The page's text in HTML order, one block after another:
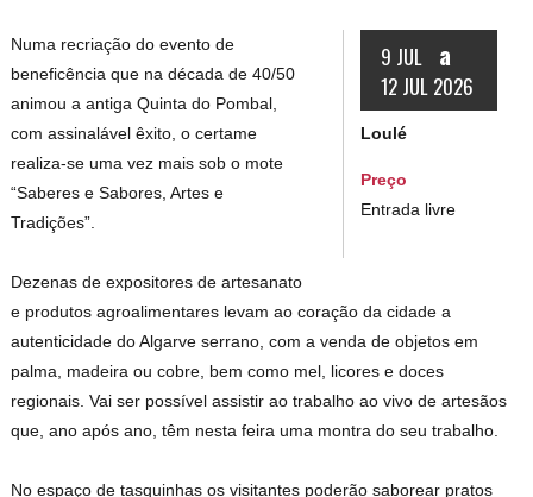
9 JUL a
12 JUL 2026
Loulé
Preço
Entrada livre
Numa recriação do evento de
beneficência que na década de 40/50
animou a antiga Quinta do Pombal,
com assinalável êxito, o certame
realiza-se uma vez mais sob o mote
“Saberes e Sabores, Artes e
Tradições”.
Dezenas de expositores de artesanato
e produtos agroalimentares levam ao coração da cidade a
autenticidade do Algarve serrano, com a venda de objetos em
palma, madeira ou cobre, bem como mel, licores e doces
regionais. Vai ser possível assistir ao trabalho ao vivo de artesãos
que, ano após ano, têm nesta feira uma montra do seu trabalho.
No espaço de tasquinhas os visitantes poderão saborear pratos